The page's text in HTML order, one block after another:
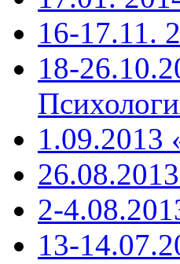
16-17.11.
18-
1.09.2013
2-
13-